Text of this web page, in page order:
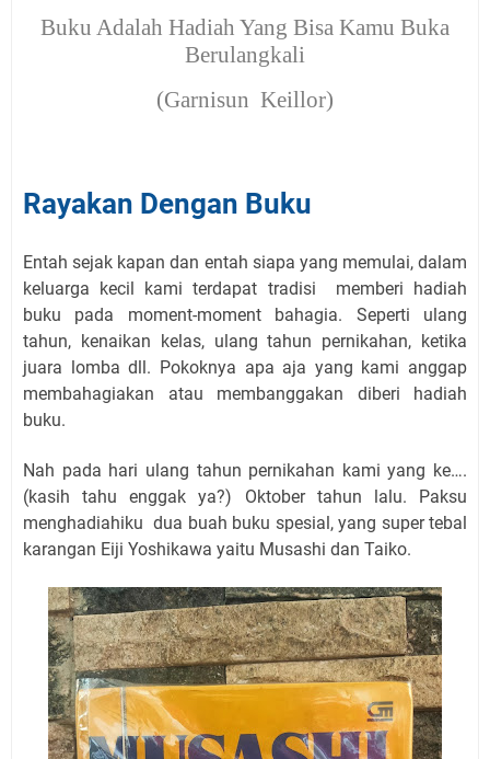
Buku Adalah Hadiah Yang Bisa Kamu Buka
Berulangkali
(Garnisun Keillor)
Rayakan Dengan Buku
Entah sejak kapan dan entah siapa yang memulai, dalam
keluarga kecil kami terdapat tradisi memberi hadiah
buku pada moment-moment bahagia. Seperti ulang
tahun, kenaikan kelas, ulang tahun pernikahan, ketika
juara lomba dll. Pokoknya apa aja yang kami anggap
membahagiakan atau membanggakan diberi hadiah
buku.
Nah pada hari ulang tahun pernikahan kami yang ke….
(kasih tahu enggak ya?) Oktober tahun lalu. Paksu
menghadiahiku dua buah buku spesial, yang super tebal
karangan Eiji Yoshikawa yaitu Musashi dan Taiko.